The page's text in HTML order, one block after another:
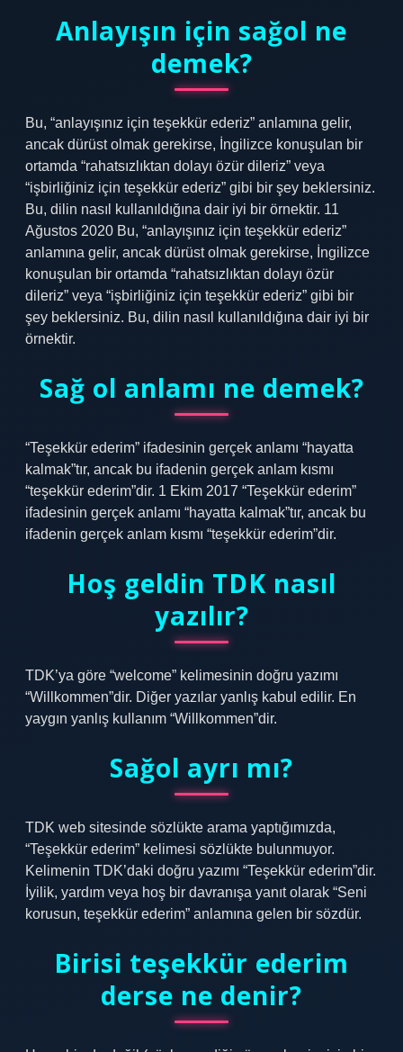
Anlayışın için sağol ne
demek?
Bu, “anlayışınız için teşekkür ederiz” anlamına gelir,
ancak dürüst olmak gerekirse, İngilizce konuşulan bir
ortamda “rahatsızlıktan dolayı özür dileriz” veya
“işbirliğiniz için teşekkür ederiz” gibi bir şey beklersiniz.
Bu, dilin nasıl kullanıldığına dair iyi bir örnektir. 11
Ağustos 2020 Bu, “anlayışınız için teşekkür ederiz”
anlamına gelir, ancak dürüst olmak gerekirse, İngilizce
konuşulan bir ortamda “rahatsızlıktan dolayı özür
dileriz” veya “işbirliğiniz için teşekkür ederiz” gibi bir
şey beklersiniz. Bu, dilin nasıl kullanıldığına dair iyi bir
örnektir.
Sağ ol anlamı ne demek?
“Teşekkür ederim” ifadesinin gerçek anlamı “hayatta
kalmak”tır, ancak bu ifadenin gerçek anlam kısmı
“teşekkür ederim”dir. 1 Ekim 2017 “Teşekkür ederim”
ifadesinin gerçek anlamı “hayatta kalmak”tır, ancak bu
ifadenin gerçek anlam kısmı “teşekkür ederim”dir.
Hoş geldin TDK nasıl
yazılır?
TDK’ya göre “welcome” kelimesinin doğru yazımı
“Willkommen”dir. Diğer yazılar yanlış kabul edilir. En
yaygın yanlış kullanım “Willkommen”dir.
Sağol ayrı mı?
TDK web sitesinde sözlükte arama yaptığımızda,
“Teşekkür ederim” kelimesi sözlükte bulunmuyor.
Kelimenin TDK’daki doğru yazımı “Teşekkür ederim”dir.
İyilik, yardım veya hoş bir davranışa yanıt olarak “Seni
korusun, teşekkür ederim” anlamına gelen bir sözdür.
Birisi teşekkür ederim
derse ne denir?